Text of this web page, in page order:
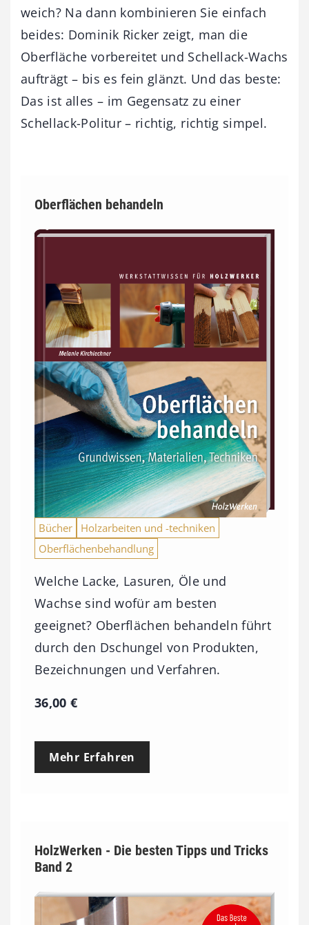
weich? Na dann kombinieren Sie einfach
beides: Dominik Ricker zeigt, man die
Oberfläche vorbereitet und Schellack-Wachs
aufträgt – bis es fein glänzt. Und das beste:
Das ist alles – im Gegensatz zu einer
Schellack-Politur – richtig, richtig simpel.
Oberflächen behandeln
Bücher
Holzarbeiten und -techniken
Oberflächenbehandlung
Welche Lacke, Lasuren, Öle und
Wachse sind wofür am besten
geeignet? Oberflächen behandeln führt
durch den Dschungel von Produkten,
Bezeichnungen und Verfahren.
36,00€
Mehr Erfahren
HolzWerken - Die besten Tipps und Tricks
Band 2